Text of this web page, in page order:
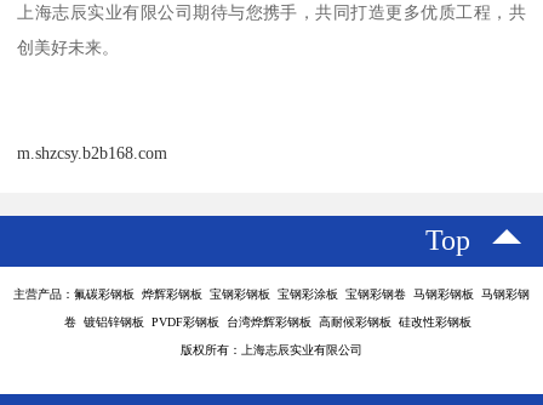
上海志辰实业有限公司期待与您携手，共同打造更多优质工程，共
创美好未来。
m.shzcsy.b2b168.com
Top
主营产品：氟碳彩钢板 烨辉彩钢板 宝钢彩钢板 宝钢彩涂板 宝钢彩钢卷 马钢彩钢板 马钢彩钢
卷 镀铝锌钢板 PVDF彩钢板 台湾烨辉彩钢板 高耐候彩钢板 硅改性彩钢板
版权所有：上海志辰实业有限公司